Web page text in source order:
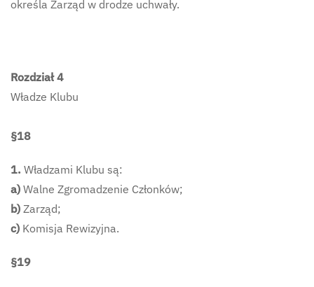
określa Zarząd w drodze uchwały.
Rozdział 4
Władze Klubu
§18
1. Władzami Klubu są:
a) Walne Zgromadzenie Członków;
b) Zarząd;
c) Komisja Rewizyjna.
§19